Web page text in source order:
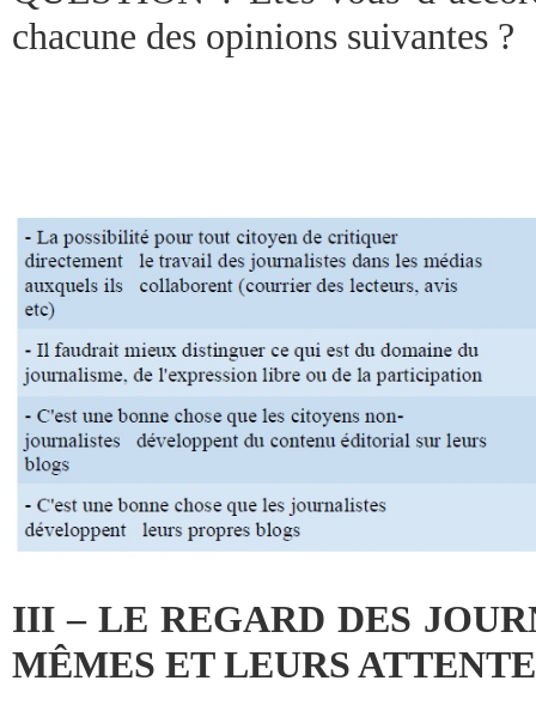
chacune des opinions suivantes ?
III – LE REGARD DES
MÊMES ET LEURS